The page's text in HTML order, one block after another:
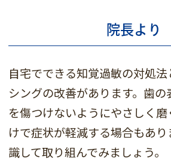
院長より
自宅でできる知覚過敏の対処
シングの改善があります。歯
を傷つけないようにやさしく
けで症状が軽減する場合もあ
識して取り組んでみましょう。